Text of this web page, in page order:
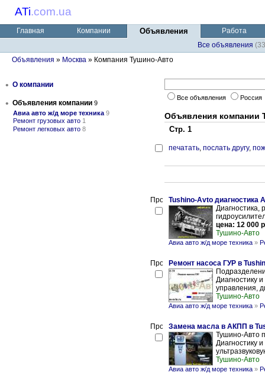
ATi.com.ua
Главная Компании Объявления
Работа
Все объявления
Объявления » Москва » Компания Тушино-Авто
• О компании
• Объявления компании 9
Авиа авто ж/д море техника 9
Ремонт грузовых авто 1
Ремонт легковых авто 8
Все объявления Россия
Объявления компании
Стр. 1
печатать, послать другу,
Tushino-Avto
Диагностика,
цена: 12 000
Тушино-Авто
Авиа авто ж/д море техника »
Ремонт насоса ГУР в
Диагностику
управления,
Тушино-Авто
Авиа авто ж/д море техника »
Замена масла в АКПП в
Тушино-Авто
Диагностику
Тушино-Авто
Авиа авто ж/д море техника »